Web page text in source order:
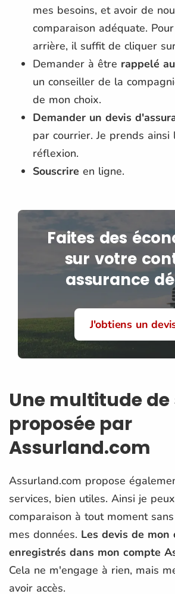
mes besoins, et avoir de
comparaison adéquate.
arrière, il suffit de cliquer
Demander à être rappelé
un conseiller de la
de mon choix.
Demander un devis
par courrier. Je prends
réflexion.
Souscrire en ligne.
Faites des
sur votre
assurance
J'obtiens un
Une multitude de
proposée par
Assurland.com
Assurland.com propose
services, bien utiles. Ainsi je
comparaison à tout moment
mes données. Les devis de mon
enregistrés dans mon compte
Cela ne m'engage à rien, mais
avoir accès.